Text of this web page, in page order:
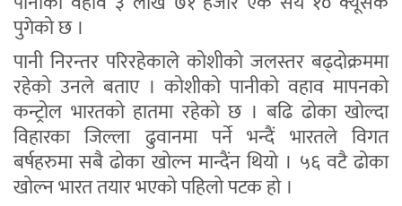
पुगेको छ ।
पानी निरन्तर परिरहेकाले कोशीको जलस्तर बढ्दोक्रममा
रहेको उनले बताए । कोशीको पानीको वहाव मापनको
कन्ट्रोल भारतको हातमा रहेको छ । बढि ढोका खोल्दा
विहारका जिल्ला ढुवानमा पर्ने भन्दैं भारतले विगत
बर्षहरुमा सबै ढोका खोल्न मान्दैंन थियो । ५६ वटै ढोका
खोल्न भारत तयार भएको पहिलो पटक हो ।